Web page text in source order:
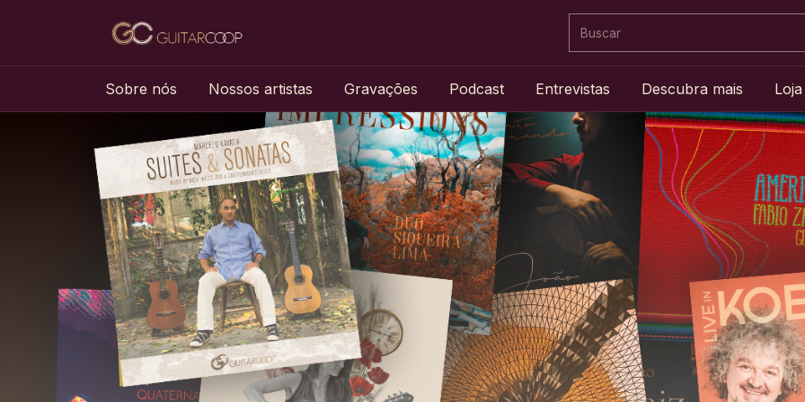
Sobre nós Nossos artistas Gravações Podcast Entrevistas Descubra mais Loja